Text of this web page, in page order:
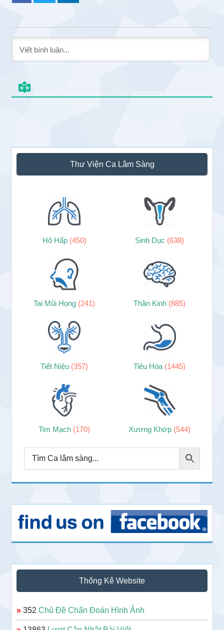
Sidebar
chính
Thư Viện Ca Lâm Sàng
Hô Hấp (450) Sinh Dục (638)
Tai Mũi Họng (241) Thần Kinh (885)
Tiết Niệu (357) Tiêu Hóa (1445)
Tim Mạch (170) Xương Khớp (544)
Thống Kê Website
» 352Chủ Đề Chẩn Đoán Hình Ảnh